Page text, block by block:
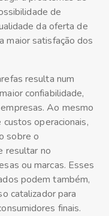
de
da oferta de
maior satisfação dos
resulta num
confiabilidade,
Ao mesmo
operacionais,
sobre o
resultar no
ou marcas. Esses
podem também,
catalizador para
finais.